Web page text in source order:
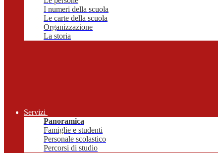
I numeri della scuola
Le carte della scuola
Organizzazione
La storia
Servizi
Panoramica
Famiglie e studenti
Personale scolastico
Percorsi di studio